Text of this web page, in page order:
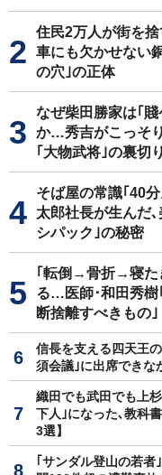
住民2万人が街を
車にも欠かせない
の穴｣の正体
なぜ柴田勝家は｢
か…秀吉がこっそ
｢大物武将｣の裏切り
そば屋の常識｢40
太郎社長が生んだ
シパック｣の秘密
｢転倒→骨折→寝た
る…医師･和田秀樹
断捨離すべきもの｣
信長を支える四天王
須会議｣に出席できな
織田でも武田でも上
下人｣になった､教科
3選】
｢サンダル登山の若